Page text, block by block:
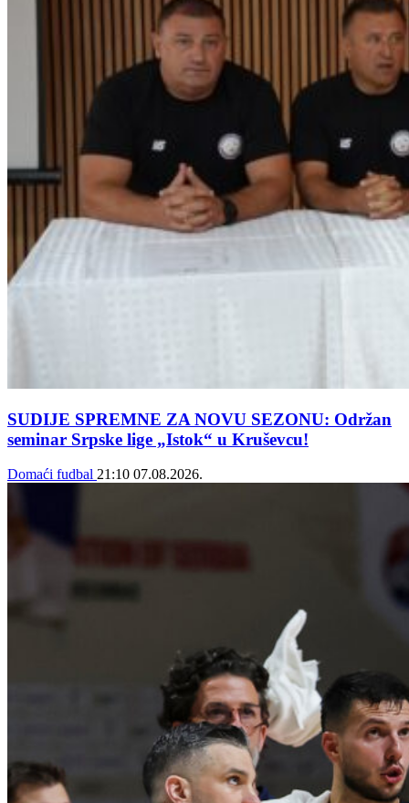
SUDIJE SPREMNE ZA NOVU SEZONU: Održan
seminar Srpske lige „Istok“ u Kruševcu!
Domaći fudbal 21:10 07.08.2026.